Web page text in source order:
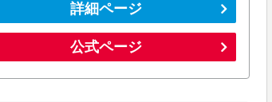
詳細ページ
公式ページ